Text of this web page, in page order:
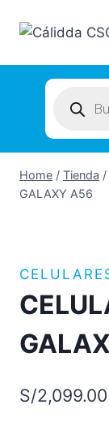
search
Home / Tienda /
GALAXY A56
S/2,099.00